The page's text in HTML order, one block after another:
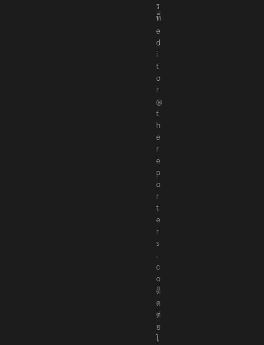
ร
ที่
e
d
i
t
o
r
@
t
h
e
r
e
p
o
r
t
e
r
s
.
c
o
ติ
ด
ต่
อ
โ